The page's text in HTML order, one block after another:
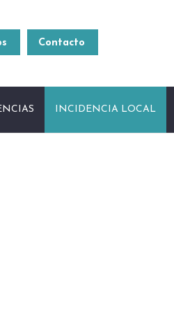
Contacto
INCIDENCIA LOCAL